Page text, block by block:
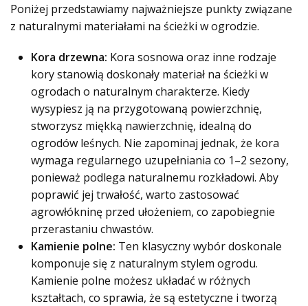
Poniżej przedstawiamy najważniejsze punkty związane
z naturalnymi materiałami na ścieżki w ogrodzie.
Kora drzewna: Kora sosnowa oraz inne rodzaje
kory stanowią doskonały materiał na ścieżki w
ogrodach o naturalnym charakterze. Kiedy
wysypiesz ją na przygotowaną powierzchnię,
stworzysz miękką nawierzchnię, idealną do
ogrodów leśnych. Nie zapominaj jednak, że kora
wymaga regularnego uzupełniania co 1–2 sezony,
ponieważ podlega naturalnemu rozkładowi. Aby
poprawić jej trwałość, warto zastosować
agrowłókninę przed ułożeniem, co zapobiegnie
przerastaniu chwastów.
Kamienie polne: Ten klasyczny wybór doskonale
komponuje się z naturalnym stylem ogrodu.
Kamienie polne możesz układać w różnych
kształtach, co sprawia, że są estetyczne i tworzą